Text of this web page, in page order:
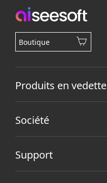
Boutique
Produits en vedette
Société
Support